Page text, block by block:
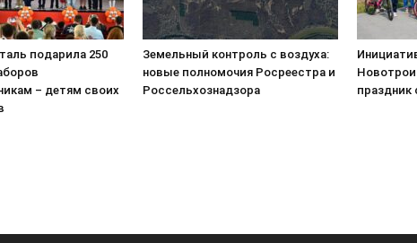
подарила 250
– детям своих
Земельный контроль с воздуха:
новые полномочия Росреестра и
Россельхознадзора
праздник